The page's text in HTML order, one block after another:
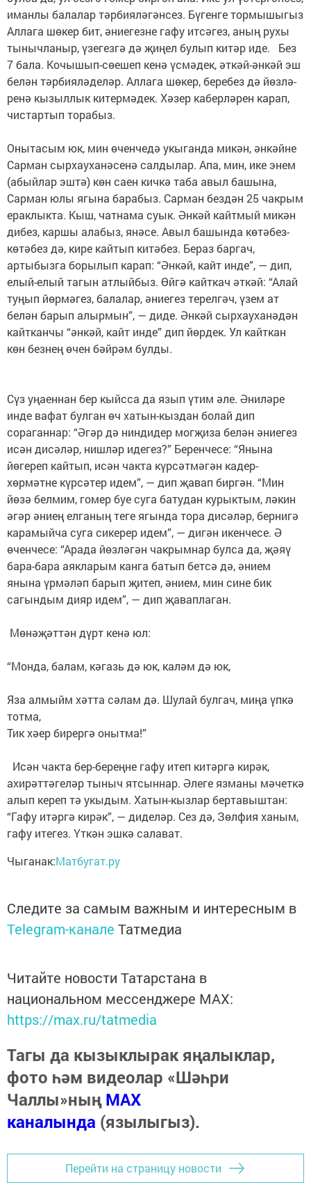
иманлы балалар тәрбияләгәнсез. Бүгенге тормышыгыз
Аллага шөкер бит, әниегезне гафу итсәгез, аның рухы
тынычланыр, үзегезгә дә җиңел булып китәр иде. Без
7 бала. Кочышып-сөешеп кенә үсмәдек, әткәй-әнкәй эш
белән тәрбияләделәр. Аллага шө­кер, беребез дә йөзлә­
ренә кызыллык китер­мәдек. Хәзер каберләрен карап,
чистартып торабыз. ⠀
Онытасым юк, мин өченчедә укыганда микән, әнкәйне
Сарман сырхауханәсенә салдылар. Апа, мин, ике энем
(абыйлар эштә) көн саен кичкә таба авыл башына,
Сарман юлы ягына барабыз. Сарман бездән 25 чакрым
ераклыкта. Кыш, чатнама суык. Әнкәй кайтмый микән
дибез, каршы алабыз, янәсе. Авыл башында көтәбез-
көтәбез дә, кире кайтып китәбез. Бераз баргач,
артыбызга борылып карап: “Әнкәй, кайт инде”, — дип,
елый-елый тагын атлыйбыз. Өйгә кайткач әткәй: “Алай
туңып йөрмәгез, балалар, әниегез терелгәч, үзем ат
белән барып алырмын”, — диде. Әнкәй сырхауханәдән
кайтканчы “әнкәй, кайт инде” дип йөрдек. Ул кайткан
көн безнең өчен бәйрәм булды. ⠀
Сүз уңаеннан бер кыйс­са да язып үтим әле. Әниләре
инде вафат булган өч хатын-кыздан болай дип
сораганнар: “Әгәр дә ниндидер могҗиза белән әниегез
исән дисәләр, нишләр идегез?” Беренчесе: “Янына
йөгереп кайтып, исән чакта күрсәтмәгән кадер-
хөрмәтне күрсәтер идем”, — дип җавап биргән. “Мин
йөзә белмим, гомер буе суга батудан курыктым, ләкин
әгәр әниең елганың теге ягында тора дисәләр, бернигә
карамыйча суга сикерер идем”, — дигән икенчесе. Ә
өченчесе: “Арада йөзләгән чакрымнар булса да, җәяү
бара-бара аякларым канга батып бетсә дә, әнием
янына үрмәләп барып җитеп, әнием, мин сине бик
сагындым дияр идем”, — дип җаваплаган. ⠀
Мөнәҗәттән дүрт кенә юл: ⠀
“Монда, балам, кәгазь дә юк, каләм дә юк, ⠀
Яза алмыйм хәтта сәлам дә. Шулай булгач, миңа үпкә
тотма, ⠀
Тик хәер бирергә онытма!” ⠀
Исән чакта бер-береңне гафу итеп китәргә кирәк,
ахирәттәгеләр тыныч ятсыннар. Әлеге язманы мәчеткә
алып кереп тә укыдым. Хатын-кызлар бертавыштан:
“Гафу итәргә кирәк”, — диделәр. Сез дә, Зөлфия ханым,
гафу итегез. Үткән эшкә салават.⠀
Чыганак:Матбугат.ру
Следите за самым важным и интересным в
Telegram-канале Татмедиа
Читайте новости Татарстана в
национальном мессенджере MАХ:
https://max.ru/tatmedia
Тагы да кызыклырак яңалыклар,
фото һәм видеолар «Шәһри
Чаллы»ныңMAX
каналында (язылыгыз).
Перейти на страницу новости